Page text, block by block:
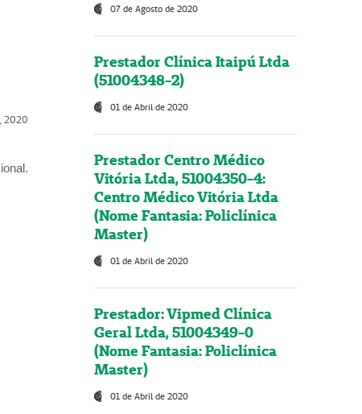
2020
07 de Agosto de 2020
Prestador Clínica Itaipú Ltda
(51004348-2)
01 de Abril de 2020
Prestador Centro Médico
Vitória Ltda, 51004350-4:
Centro Médico Vitória Ltda
(Nome Fantasia: Policlínica
Master)
01 de Abril de 2020
Prestador: Vipmed Clínica
Geral Ltda, 51004349-0
(Nome Fantasia: Policlínica
Master)
01 de Abril de 2020